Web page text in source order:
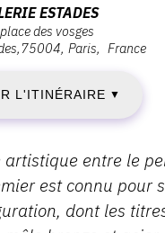
13
MAI
2023
-
ESTADES
des vosges
75004 Paris France
L'ITINÉRAIRE ▼
entre le
est connu pour
dont les